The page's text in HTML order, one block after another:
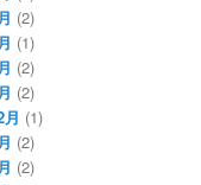
(2)
(1)
(2)
(2)
(1)
(2)
(2)